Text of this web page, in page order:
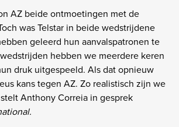
AZ beide ontmoetingen met de
was Telstar in beide wedstrijdene
geleerd hun aanvalspatronen te
hebben we meerdere keren
druk uitgespeeld. Als dat opnieuw
kans tegen AZ. Zo realistisch zijn we
Anthony Correia in gesprek